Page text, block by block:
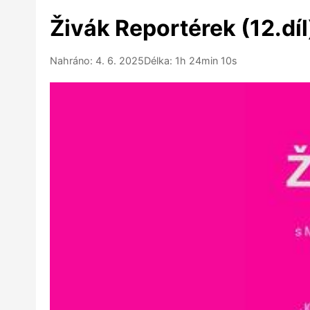
Živák Reportérek
Nahráno: 4. 6. 2025Délka: 1h 24min 10s